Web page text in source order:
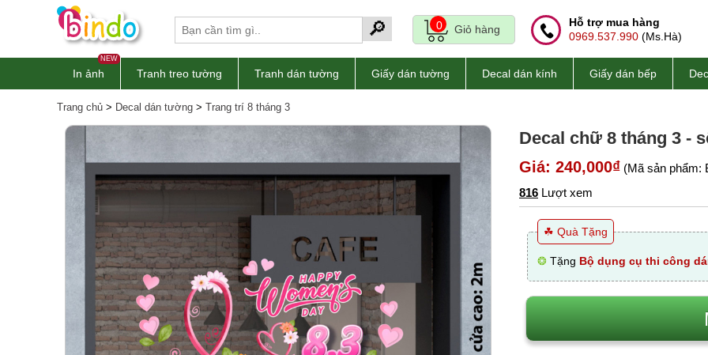
🔎 0 Giỏ hàng
Hỗ trợ mua hàng
0969.537.990 (Ms.Hà)
NEW
In ảnh Tranh treo tường Tranh dán tường Giấy dán tường Decal dán kính Giấy dán bếp
Trang chủ > Decal dán tường > Trang trí 8 tháng 3
Decal chữ 8 tháng 3 -
Giá: 240,000₫ (Mã sản phẩm:
816 Lượt xem
☘ Quà Tặng
❂ Tặng Bộ dụng cụ thi công